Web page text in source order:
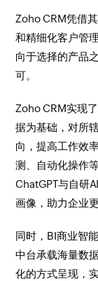
Zoho CRM凭借
和精细化客户管
向于选择的产品
可。
Zoho CRM实现
据为基础，对所
向，提高工作效
测、自动化操作
ChatGPT与自研
画像，助力企业
同时，BI商业智
中台承载海量数
化的方式呈现，